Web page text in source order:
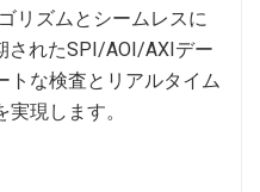
リズムとシームレスに
されたSPI/AOI/AXIデー
トな検査とリアルタイム
現します。